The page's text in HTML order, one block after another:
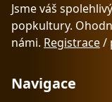
Jsme váš
popkultury.
námi. Registrace/
Navigace